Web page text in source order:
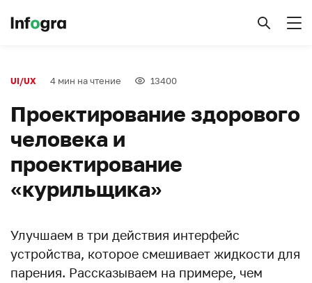
UI/UX 4 мин на чтение 13400
Проектирование здорового
человека и
проектирование
«курильщика»
Улучшаем в три действия интерфейс
устройства, которое смешивает жидкости для
парения. Рассказываем на примере, чем